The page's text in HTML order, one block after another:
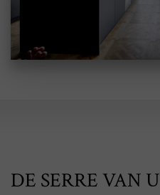
DE SERRE VAN